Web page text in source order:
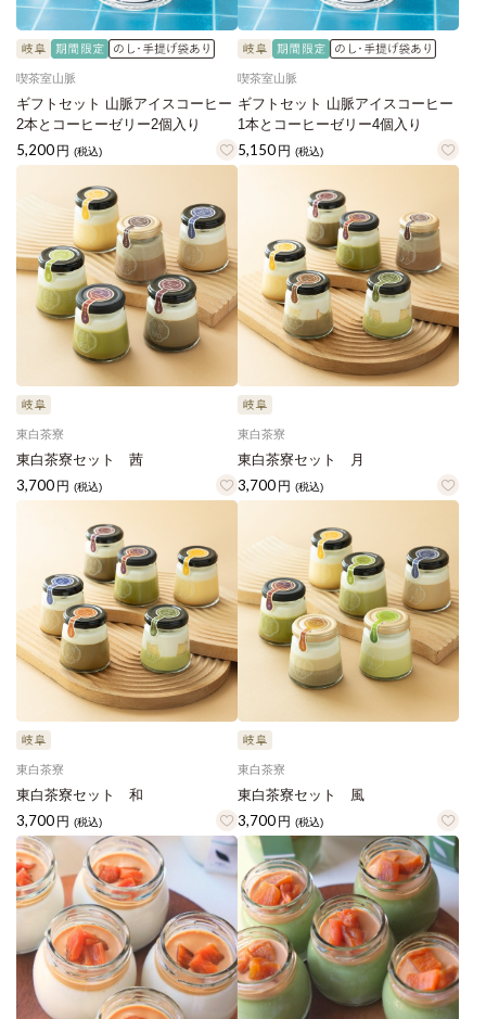
喫茶室山脈
ギフトセット 山脈アイスコーヒー
2本とコーヒーゼリー2個入り
5,200 円 (税込)
喫茶室山脈
ギフトセット 山脈アイスコーヒー
1本とコーヒーゼリー4個入り
5,150 円 (税込)
東白茶寮
東白茶寮セット 茜
3,700 円 (税込)
東白茶寮
東白茶寮セット 月
3,700 円 (税込)
東白茶寮
東白茶寮セット 和
3,700 円 (税込)
東白茶寮
東白茶寮セット 風
3,700 円 (税込)